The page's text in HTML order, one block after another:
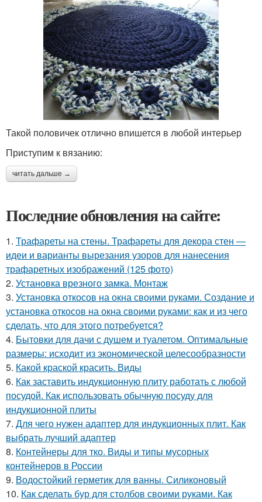
Такой половичек отлично впишется в любой интерьер
Приступим к вязанию:
читать дальше →
Последние обновления на сайте:
1. Трафареты на стены. Трафареты для декора стен —
идеи и варианты вырезания узоров для нанесения
трафаретных изображений (125 фото)
2. Установка врезного замка. Монтаж
3. Установка откосов на окна своими руками. Создание и
установка откосов на окна своими руками: как и из чего
сделать, что для этого потребуется?
4. Бытовки для дачи с душем и туалетом. Оптимальные
размеры: исходит из экономической целесообразности
5. Какой краской красить. Виды
6. Как заставить индукционную плиту работать с любой
посудой. Как использовать обычную посуду для
индукционной плиты
7. Для чего нужен адаптер для индукционных плит. Как
выбрать лучший адаптер
8. Контейнеры для тко. Виды и типы мусорных
контейнеров в России
9. Водостойкий герметик для ванны. Силиконовый
10. Как сделать бур для столбов своими руками. Как